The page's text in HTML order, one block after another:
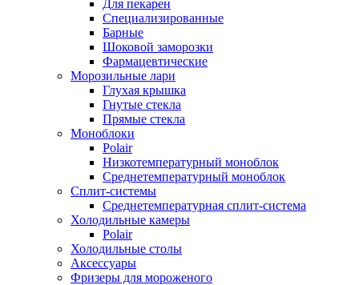
Для пекарен
Специализированные
Барные
Шоковой заморозки
Фармацевтические
Морозильные лари
Глухая крышка
Гнутые стекла
Прямые стекла
Моноблоки
Polair
Низкотемпературный моноблок
Среднетемпературный моноблок
Сплит-системы
Среднетемпературная сплит-система
Холодильные камеры
Polair
Холодильные столы
Аксессуары
Фризеры для мороженого